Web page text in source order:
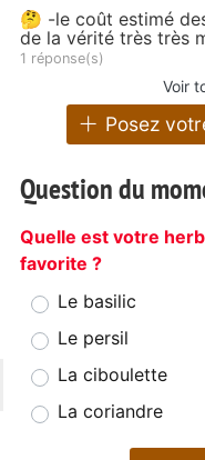
🤔 -le coût estimé
de la vérité très très
1 réponse(s)
Voir
Posez
Question du
Quelle est votre
favorite ?
Le basilic
Le persil
La ciboulette
La coriandre